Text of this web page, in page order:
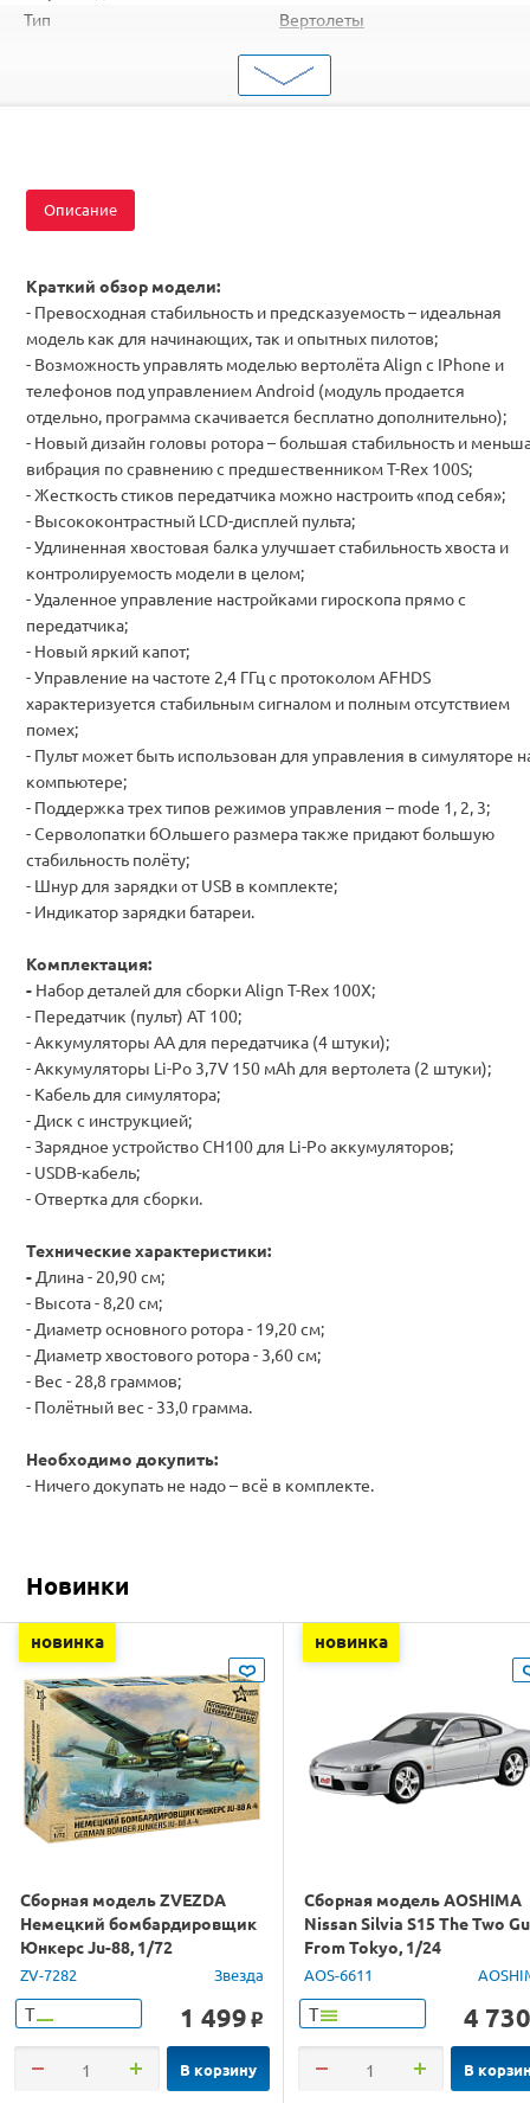
Тип
Вертолеты
Однороторные
Описание
Краткий обзор модели:
- Превосходная стабильность и предсказуемость – идеальная
модель как для начинающих, так и опытных пилотов;
- Возможность управлять моделью вертолёта Align c IPhone и
телефонов под управлением Android (модуль продается
отдельно, программа скачивается бесплатно дополнительно);
- Новый дизайн головы ротора – большая стабильность и
вибрация по сравнению с предшественником T-Rex 100S;
-Жесткость стиков передатчика можно настроить «под себя»;
- Высококонтрастный LCD-дисплей пульта;
-Удлиненная хвостовая балка улучшает стабильность хвоста и
контролируемость модели в целом;
-Удаленное управление настройками гироскопа прямо с
передатчика;
- Новый яркий капот;
-Управление на частоте 2,4 ГГц с протоколом AFHDS
характеризуется стабильным сигналом и полным отсутствием
помех;
- Пульт может быть использован для управления в симуляторе
компьютере;
- Поддержка трех типов режимов управления – mode 1, 2, 3;
-Серволопатки бОльшего размера также придают большую
стабильность полёту;
- Шнур для зарядки от USB в комплекте;
- Индикатор зарядки батареи.
Комплектация:
- Набор деталей для сборки Align T-Rex 100X;
- Передатчик (пульт) AT 100;
-Аккумуляторы AA для передатчика (4 штуки);
-Аккумуляторы Li-Po 3,7V 150 мАh для вертолета (2 штуки);
- Кабель для симулятора;
- Диск с инструкцией;
- Зарядное устройство CH100 для Li-Po аккумуляторов;
- USDB-кабель;
-Отвертка для сборки.
Технические характеристики:
- Длина - 20,90 см;
- Высота - 8,20 см;
- Диаметр основного ротора - 19,20 см;
- Диаметр хвостового ротора - 3,60 см;
- Вес - 28,8 граммов;
- Полётный вес - 33,0 грамма.
Необходимо докупить:
- Ничего докупать не надо – всё в комплекте.
Новинки
новинка
Сборная модель ZVEZDA
Немецкий бомбардировщик
Юнкерс Ju-88, 1/72
ZV-7282 Звезда
Т 1 499 o
В корзину
новинка
Сборная модель AOSHIMA
Nissan Silvia S15 The Two
From Tokyo, 1/24
AOS-6611
Т 4 730
В